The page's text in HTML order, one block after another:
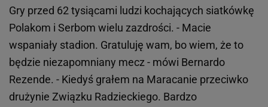
Gry przed 62 tysiącami ludzi kochających siatkówkę
Polakom i Serbom wielu zazdrości. - Macie
wspaniały stadion. Gratuluję wam, bo wiem, że to
będzie niezapomniany mecz - mówi Bernardo
Rezende. - Kiedyś grałem na Maracanie przeciwko
drużynie Związku Radzieckiego. Bardzo